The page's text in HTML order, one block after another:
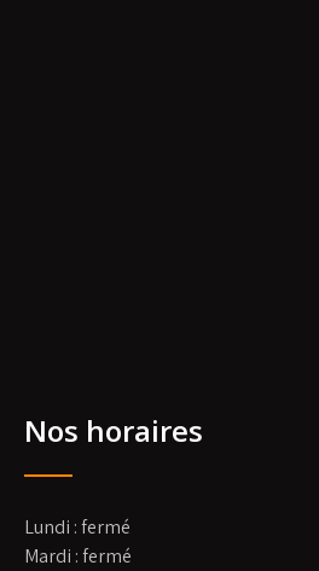
Nos horaires
Lundi : fermé
Mardi : fermé